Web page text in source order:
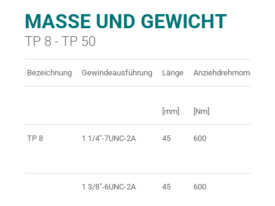
MASSE UND GEWICHT
TP 8 - TP 50
Bezeichnung Gewindeausführung Länge Anziehdrehmoment
[mm] [Nm]
TP 8 1 1/4"-7UNC-2A 45 600
1 3/8"-6UNC-2A 45 600